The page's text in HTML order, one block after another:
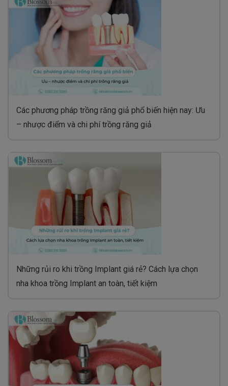
Các phương pháp trồng răng giả phổ biến hiện nay: Ưu
– nhược điểm và chi phí trồng răng giả
Những rủi ro khi trồng Implant giá rẻ? Cách lựa chọn
nha khoa trồng Implant an toàn, tiết kiệm